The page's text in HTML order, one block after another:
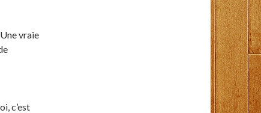
vraie
c’est